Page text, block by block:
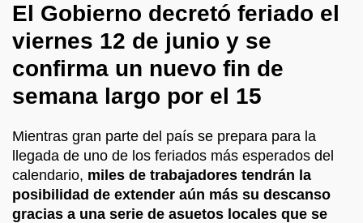
El Gobierno decretó feriado el
viernes 12 de junio y se
confirma un nuevo fin de
semana largo por el 15
Mientras gran parte del país se prepara para la
llegada de uno de los feriados más esperados del
calendario, miles de trabajadores tendrán la
posibilidad de extender aún más su descanso
gracias a una serie de asuetos locales que se